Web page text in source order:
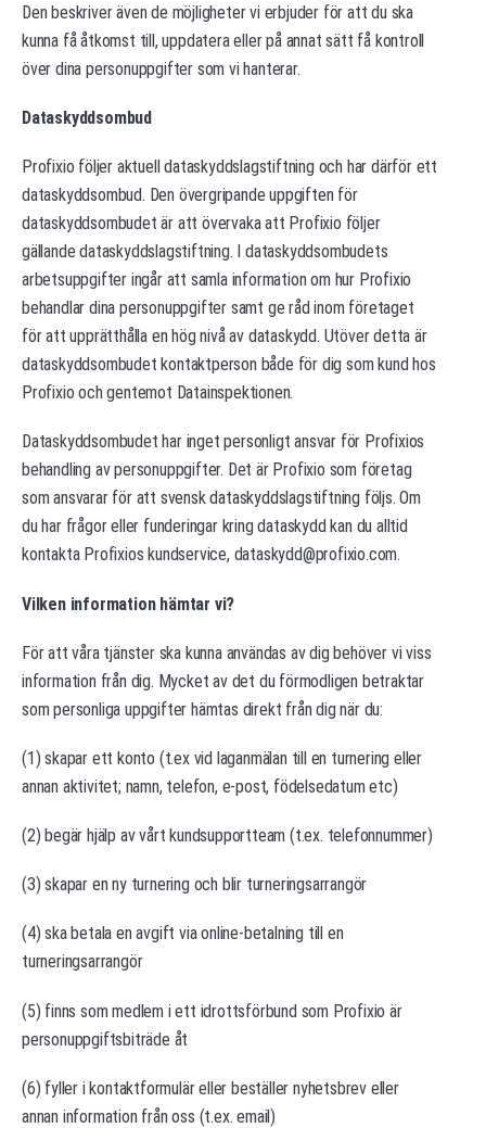
Den beskriver även de möjligheter vi erbjuder för att du ska
kunna få åtkomst till, uppdatera eller på annat sätt få kontroll
över dina personuppgifter som vi hanterar.
Dataskyddsombud
Profixio följer aktuell dataskyddslagstiftning och har därför ett
dataskyddsombud. Den övergripande uppgiften för
dataskyddsombudet är att övervaka att Profixio följer
gällande dataskyddslagstiftning. I dataskyddsombudets
arbetsuppgifter ingår att samla information om hur Profixio
behandlar dina personuppgifter samt ge råd inom företaget
för att upprätthålla en hög nivå av dataskydd. Utöver detta är
dataskyddsombudet kontaktperson både för dig som kund hos
Profixio och gentemot Datainspektionen.
Dataskyddsombudet har inget personligt ansvar för Profixios
behandling av personuppgifter. Det är Profixio som företag
som ansvarar för att svensk dataskyddslagstiftning följs. Om
du har frågor eller funderingar kring dataskydd kan du alltid
kontakta Profixios kundservice, dataskydd@profixio.com.
Vilken information hämtar vi?
För att våra tjänster ska kunna användas av dig behöver vi viss
information från dig. Mycket av det du förmodligen betraktar
som personliga uppgifter hämtas direkt från dig när du:
(1) skapar ett konto (t.ex vid laganmälan till en turnering eller
annan aktivitet; namn, telefon, e-post, födelsedatum etc)
(2) begär hjälp av vårt kundsupportteam (t.ex. telefonnummer)
(3) skapar en ny turnering och blir turneringsarrangör
(4) ska betala en avgift via online-betalning till en
turneringsarrangör
(5) finns som medlem i ett idrottsförbund som Profixio är
personuppgiftsbiträde åt
(6) fyller i kontaktformulär eller beställer nyhetsbrev eller
annan information från oss (t.ex. email)